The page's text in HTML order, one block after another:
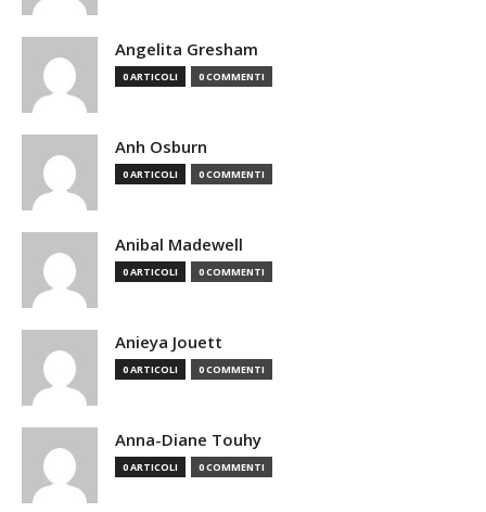
Angelita Gresham
0 ARTICOLI 0 COMMENTI
Anh Osburn
0 ARTICOLI 0 COMMENTI
Anibal Madewell
0 ARTICOLI 0 COMMENTI
Anieya Jouett
0 ARTICOLI 0 COMMENTI
Anna-Diane Touhy
0 ARTICOLI 0 COMMENTI